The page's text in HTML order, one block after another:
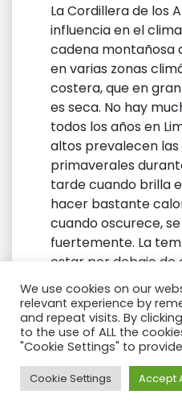
La Cordillera de los
influencia en el
cadena montañosa
en varias zonas
costera, que en
es seca. No hay
todos los años en
altos prevalecen
primaverales
tarde cuando brilla
hacer bastante
cuando oscurece,
fuertemente. La
estar por debajo de
ropa abrigada. La
viajar por Perú –
octubre donde el
temperaturas son
el cielo está
las precipitaciones
Patagonia la mejor
We use cookies on our
relevant experience by
and repeat visits. By
to the use of ALL the
"Cookie Settings" to
Cookie Settings Accept